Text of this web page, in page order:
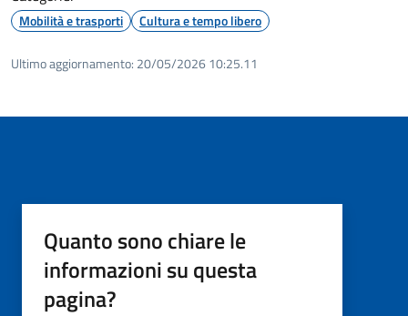
Mobilità e trasporti Cultura e tempo libero
Ultimo aggiornamento: 20/05/2026 10:25.11
Quanto sono chiare le
informazioni su questa
pagina?